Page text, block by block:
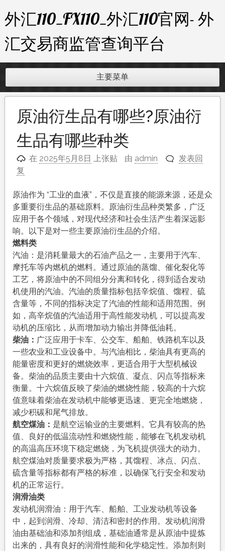
至
内
容
外汇110_FX110_外汇110官网- 外
汇交易商监管查询平台
主要菜单
原油衍生品有哪些?原油衍
生品有哪些种类
在 2025年5月8日 上张贴 由 admin
发表回
复
原油作为 “工业的血液”，不仅是直接的能源来源，还是众
多重要衍生品的基础原料。原油衍生品种类繁多，广泛
应用于各个领域，对现代经济和社会生活产生着深远影
响。以下是对一些主要原油衍生品的介绍。
燃料类
汽油：是消耗量最大的石油产品之一，主要用于汽车、
摩托车等内燃机的燃料。通过原油的蒸馏、催化裂化等
工艺，将原油中的不同组分分离和转化，得到适合发动
机使用的汽油。汽油的质量指标包括辛烷值、馏程、硫
含量等，不同的指标决定了汽油的性能和适用范围。例
如，高辛烷值的汽油适用于高性能发动机，可以提高发
动机的压缩比，从而增加动力输出并降低油耗。
柴油： 广泛应用于卡车、公交车、船舶、铁路机车以及
一些农业和工业设备中。与汽油相比，柴油具有更高的
能量密度和更好的燃烧效率，更适合用于大型机械设
备。柴油的品质主要由十六烷值、凝点、闪点等指标来
衡量。十六烷值反映了柴油的燃烧性能，较高的十六烷
值意味着柴油在发动机中能够更迅速、更完全地燃烧，
减少积碳和尾气排放。
航空煤油： 是航空运输业的主要燃料。它具有较高的热
值、良好的低温流动性和燃烧性能，能够在飞机发动机
的高温高压环境下稳定燃烧，为飞机提供强大的动力。
航空煤油对质量要求极为严格，其馏程、冰点、闪点、
硫含量等指标都有严格的标准，以确保飞行安全和发动
机的正常运行。
润滑油类
发动机润滑油：用于汽车、船舶、工业发动机等设备
中，起到润滑、冷却、清洁和密封的作用。发动机润滑
油由基础油和添加剂组成，基础油通常是从原油中提炼
出来的，具有良好的润滑性能和化学稳定性。添加剂则